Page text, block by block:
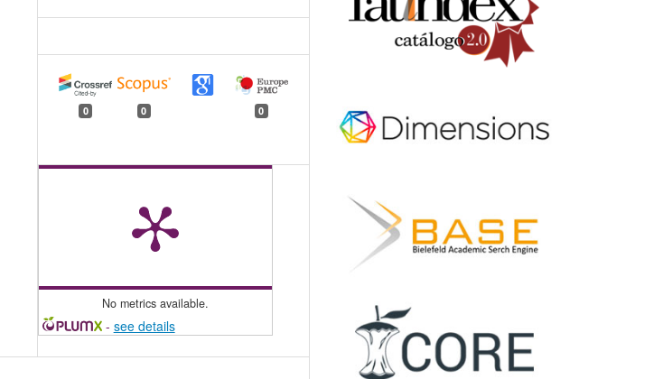
0 0 0
No metrics available.
- see details